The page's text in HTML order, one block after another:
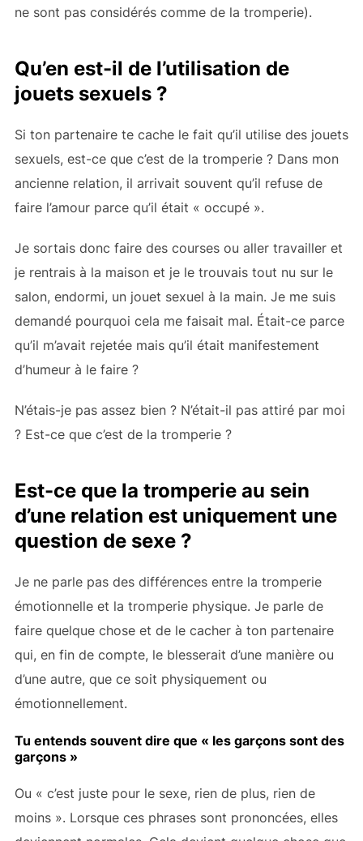
ne sont pas considérés comme de la tromperie).
Qu’en est-il de l’utilisation de
jouets sexuels ?
Si ton partenaire te cache le fait qu’il utilise des jouets
sexuels, est-ce que c’est de la tromperie ? Dans mon
ancienne relation, il arrivait souvent qu’il refuse de
faire l’amour parce qu’il était « occupé ».
Je sortais donc faire des courses ou aller travailler et
je rentrais à la maison et je le trouvais tout nu sur le
salon, endormi, un jouet sexuel à la main. Je me suis
demandé pourquoi cela me faisait mal. Était-ce parce
qu’il m’avait rejetée mais qu’il était manifestement
d’humeur à le faire ?
N’étais-je pas assez bien ? N’était-il pas attiré par moi
? Est-ce que c’est de la tromperie ?
Est-ce que la tromperie au sein
d’une relation est uniquement une
question de sexe ?
Je ne parle pas des différences entre la tromperie
émotionnelle et la tromperie physique. Je parle de
faire quelque chose et de le cacher à ton partenaire
qui, en fin de compte, le blesserait d’une manière ou
d’une autre, que ce soit physiquement ou
émotionnellement.
Tu entends souvent dire que « les garçons sont des
garçons »
Ou « c’est juste pour le sexe, rien de plus, rien de
moins ». Lorsque ces phrases sont prononcées, elles